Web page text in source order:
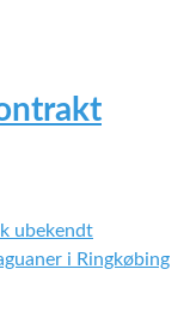
ubekendt
i Ringkøbing